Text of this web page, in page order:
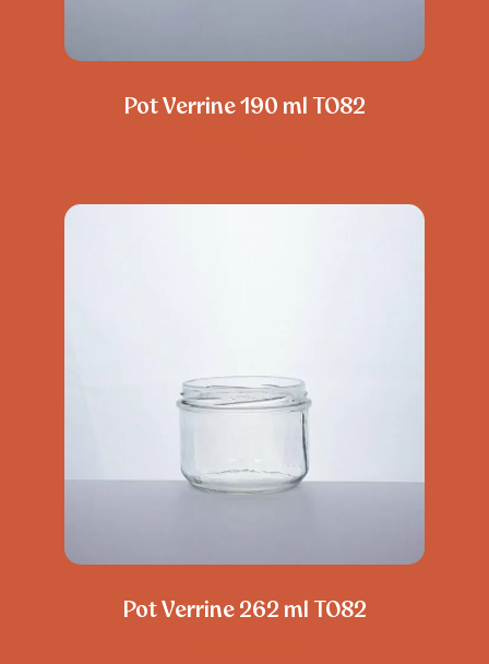
Pot Verrine 190 ml TO82
Pot Verrine 262 ml TO82